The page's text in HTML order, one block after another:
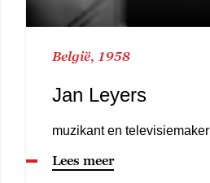
België, 1958
Jan Leyers
muzikant en televisiemaker
Lees meer